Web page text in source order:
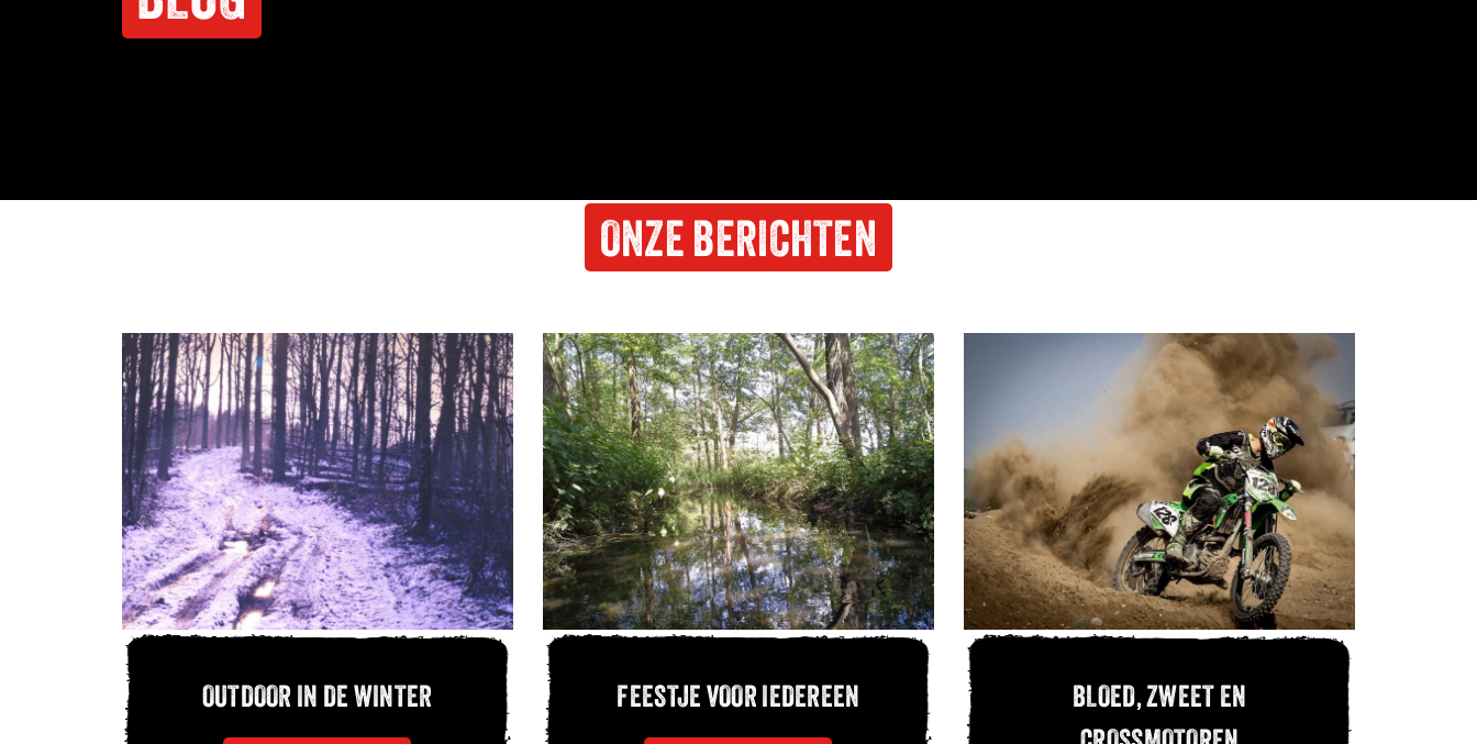
ONZE BERICHTEN
OUTDOOR IN DE WINTER FEESTJE VOOR IEDEREEN
BLOED, ZWEET EN